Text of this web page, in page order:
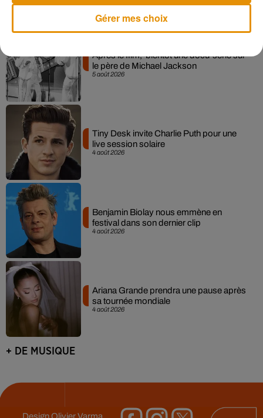
5 août 2026
Après le film, bientôt une docu-série sur
le père de Michael Jackson
4 août 2026
Tiny Desk invite Charlie Puth pour une
live session solaire
4 août 2026
Benjamin Biolay nous emmène en
festival dans son dernier clip
4 août 2026
Ariana Grande prendra une pause après
sa tournée mondiale
+ DE MUSIQUE
Gérer mes choix